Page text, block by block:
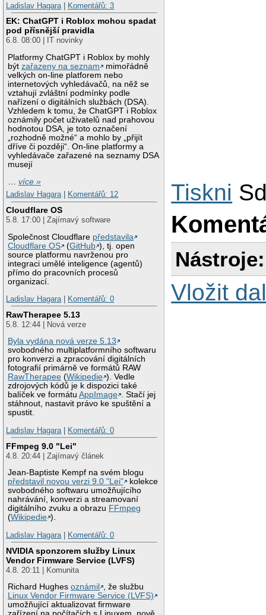
Ladislav Hagara
Komentářů: 3
EK: ChatGPT i Roblox mohou spadat
pod přísnější pravidla
6.8. 08:00 | IT novinky
Platformy ChatGPT i Roblox by mohly
býtzařazeny na seznam
mimořádně
velkých on-line platforem nebo
internetových vyhledávačů, na něž se
vztahují zvláštní podmínky podle
nařízení o digitálních službách (DSA).
Vzhledem k tomu, že ChatGPT i Roblox
oznámily počet uživatelů nad prahovou
hodnotou DSA, je toto označení
„rozhodně možné“ a mohlo by „přijít
dříve či později“. On-line platformy a
vyhledávače zařazené na seznamy DSA
musejí
…více »
Ladislav Hagara| Komentářů: 12
Cloudflare OS
5.8. 17:00 | Zajímavý software
Společnost Cloudflare představila
Cloudflare OS
(GitHub ), tj. open
source platformu navrženou pro
integraci umělé inteligence (agentů)
přímo do pracovních procesů
organizací.
Ladislav Hagara| Komentářů: 0
RawTherapee 5.13
5.8. 12:44 | Nová verze
Byla vydána nová verze 5.13
svobodného multiplatformního softwaru
pro konverzi a zpracování digitálních
fotografií primárně ve formátů RAW
RawTherapee (Wikipedie ). Vedle
zdrojových kódů je k dispozici také
balíček ve formátuAppImage . Stačí jej
stáhnout, nastavit právo ke spuštění a
spustit.
Ladislav Hagara| Komentářů: 0
FFmpeg 9.0 "Lei"
4.8. 20:44 | Zajímavý článek
Jean-Baptiste Kempf na svém blogu
představil novou verzi 9.0 "Lei"
kolekce
svobodného softwaru umožňujícího
nahrávání, konverzi a streamovaní
digitálního zvuku a obrazu FFmpeg
(Wikipedie ).
Ladislav Hagara| Komentářů: 0
NVIDIA sponzorem služby Linux
Vendor Firmware Service (LVFS)
4.8. 20:11 | Komunita
Richard Hughesoznámil
, že službu
Linux Vendor Firmware Service (LVFS)
umožňující aktualizovat firmware
Tiskni
Nástroje:
Vložit